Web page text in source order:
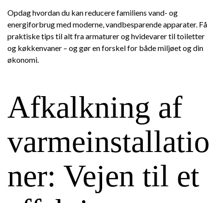
Opdag hvordan du kan reducere familiens vand- og
energiforbrug med moderne, vandbesparende apparater. Få
praktiske tips til alt fra armaturer og hvidevarer til toiletter
og køkkenvaner – og gør en forskel for både miljøet og din
økonomi.
Afkalkning af
varmeinstallatio
ner: Vejen til et